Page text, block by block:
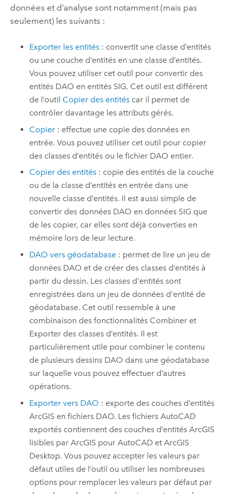
données et d’analyse sont notamment (mais pas
seulement) les suivants :
Exporter les entités : convertit une classe d’entités
ou une couche d’entités en une classe d’entités.
Vous pouvez utiliser cet outil pour convertir des
entités DAO en entités SIG. Cet outil est différent
de l’outil Copier des entités car il permet de
contrôler davantage les attributs gérés.
Copier : effectue une copie des données en
entrée. Vous pouvez utiliser cet outil pour copier
des classes d’entités ou le fichier DAO entier.
Copier des entités : copie des entités de la couche
ou de la classe d’entités en entrée dans une
nouvelle classe d’entités. Il est aussi simple de
convertir des données DAO en données SIG que
de les copier, car elles sont déjà converties en
mémoire lors de leur lecture.
DAO vers géodatabase : permet de lire un jeu de
données DAO et de créer des classes d’entités à
partir du dessin. Les classes d'entités sont
enregistrées dans un jeu de données d'entité de
géodatabase. Cet outil ressemble à une
combinaison des fonctionnalités Combiner et
Exporter des classes d’entités. Il est
particulièrement utile pour combiner le contenu
de plusieurs dessins DAO dans une géodatabase
sur laquelle vous pouvez effectuer d’autres
opérations.
Exporter vers DAO : exporte des couches d’entités
ArcGIS en fichiers DAO. Les fichiers AutoCAD
exportés contiennent des couches d’entités ArcGIS
lisibles parArcGIS pour AutoCAD etArcGIS
Desktop. Vous pouvez accepter les valeurs par
défaut utiles de l’outil ou utiliser les nombreuses
options pour remplacer les valeurs par défaut par